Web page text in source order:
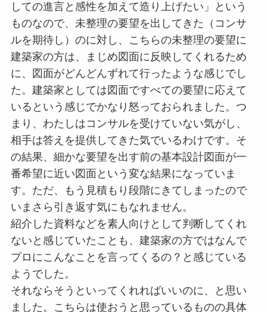
しての進言と感性を加えて造り上げたい」という
ものなので、未整理の要望を出してきた（コンサ
ルを期待し）のに対し、こちらの未整理の要望に
建築家の方は、まじめ図面に反映してくれるため
に、図面がどんどんずれて行ったような感じでし
た。建築家としては図面ですべての要望に応えて
いるという感じでかなり怒っておられました。つ
まり、わたしはコンサルを受けていない気がし、
相手は答えを提供してきた気でいるわけです。そ
の結果、細かな要望を出す前の基本設計図面が一
番希望に近い図面という変な結果になっていま
す。ただ、もう見積もり段階にきてしまったので
いまさら引き返す気にもなれません。
紹介した資料などを素人向けとして判断してくれ
ないと感じていたことも、建築家の方ではなんで
プロにこんなことを言ってくるの？と感じている
ようでした。
それならそうといってくれればいいのに、と思い
ました。こちらは使おうと思っているものの具体